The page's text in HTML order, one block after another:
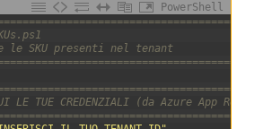
PowerShell
le SKU presenti nel tenant
LE TUE CREDENZIALI (da Azure App